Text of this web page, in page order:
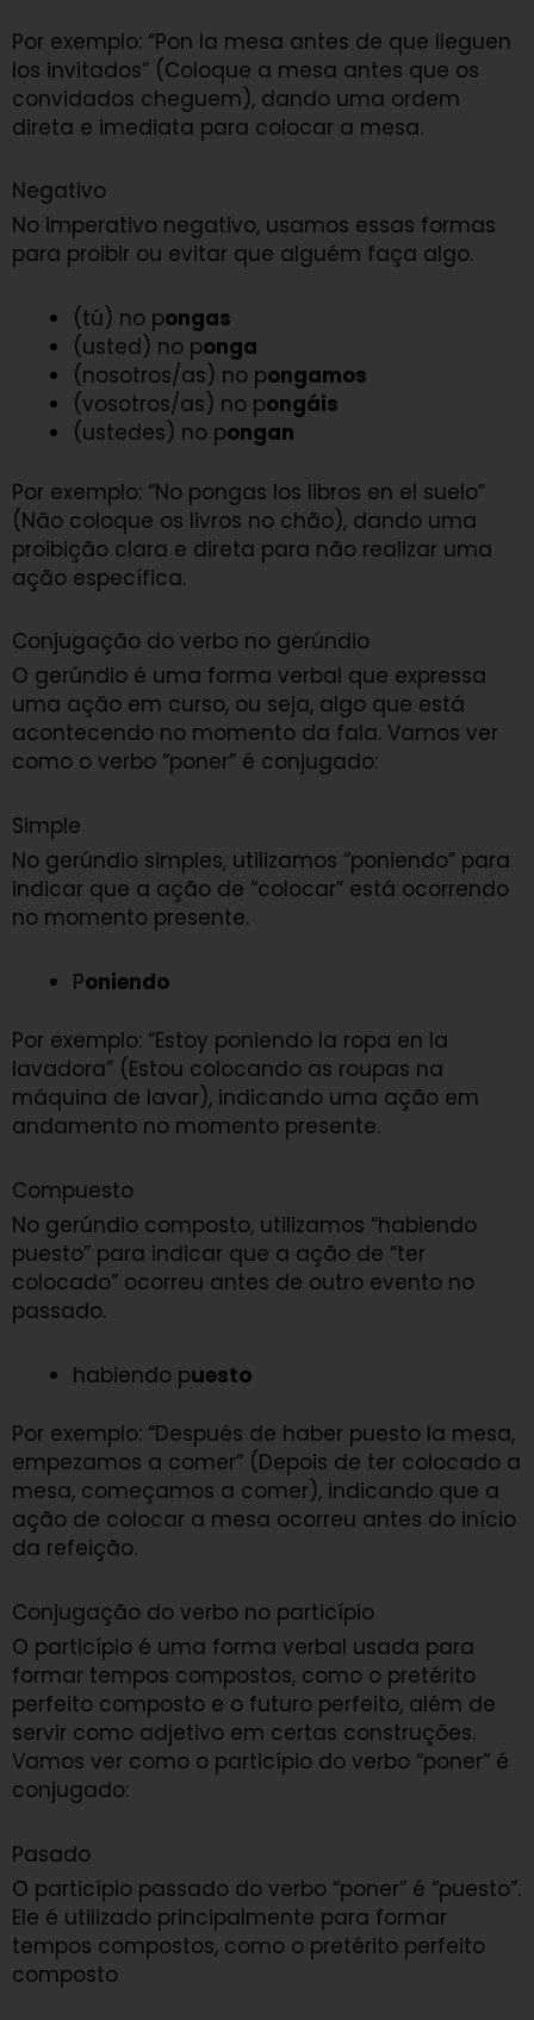
Por exemplo: “Pon la mesa antes de que lleguen
los invitados” (Coloque a mesa antes que os
convidados cheguem), dando uma ordem
direta e imediata para colocar a mesa.
Negativo
No imperativo negativo, usamos essas formas
para proibir ou evitar que alguém faça algo.
(tú) no pongas
(usted) no ponga
(nosotros/as) no pongamos
(vosotros/as) no pongáis
(ustedes) no pongan
Por exemplo: “No pongas los libros en el suelo”
(Não coloque os livros no chão), dando uma
proibição clara e direta para não realizar uma
ação específica.
Conjugação do verbo no gerúndio
O gerúndio é uma forma verbal que expressa
uma ação em curso, ou seja, algo que está
acontecendo no momento da fala. Vamos ver
como o verbo “poner” é conjugado:
Simple
No gerúndio simples, utilizamos “poniendo” para
indicar que a ação de “colocar” está ocorrendo
no momento presente.
Poniendo
Por exemplo: “Estoy poniendo la ropa en la
lavadora” (Estou colocando as roupas na
máquina de lavar), indicando uma ação em
andamento no momento presente.
Compuesto
No gerúndio composto, utilizamos “habiendo
puesto” para indicar que a ação de “ter
colocado” ocorreu antes de outro evento no
passado.
habiendo puesto
Por exemplo: “Después de haber puesto la mesa,
empezamos a comer” (Depois de ter colocado a
mesa, começamos a comer), indicando que a
ação de colocar a mesa ocorreu antes do início
da refeição.
Conjugação do verbo no particípio
O particípio é uma forma verbal usada para
formar tempos compostos, como o pretérito
perfeito composto e o futuro perfeito, além de
servir como adjetivo em certas construções.
Vamos ver como o particípio do verbo “poner” é
conjugado:
Pasado
O particípio passado do verbo “poner” é “puesto”.
Ele é utilizado principalmente para formar
tempos compostos, como o pretérito perfeito
composto